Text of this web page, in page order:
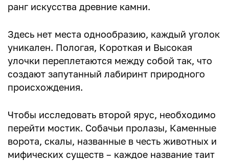
ранг искусства древние камни.
Здесь нет места однообразию, каждый уголок
уникален. Пологая, Короткая и Высокая
улочки переплетаются между собой так, что
создают запутанный лабиринт природного
происхождения.
Чтобы исследовать второй ярус, необходимо
перейти мостик. Собачьи пролазы, Каменные
ворота, скалы, названные в честь животных и
мифических существ – каждое название таит